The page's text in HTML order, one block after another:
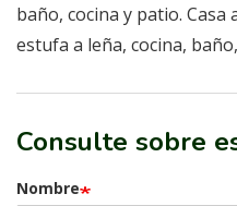
baño, cocina y patio.
estufa a leña, cocina,
Consulte sobre
Nombre